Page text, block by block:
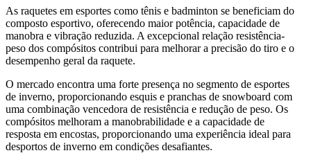
As raquetes em esportes como tênis e badminton se beneficiam do
composto esportivo, oferecendo maior potência, capacidade de
manobra e vibração reduzida. A excepcional relação resistência-
peso dos compósitos contribui para melhorar a precisão do tiro e o
desempenho geral da raquete.
O mercado encontra uma forte presença no segmento de esportes
de inverno, proporcionando esquis e pranchas de snowboard com
uma combinação vencedora de resistência e redução de peso. Os
compósitos melhoram a manobrabilidade e a capacidade de
resposta em encostas, proporcionando uma experiência ideal para
desportos de inverno em condições desafiantes.